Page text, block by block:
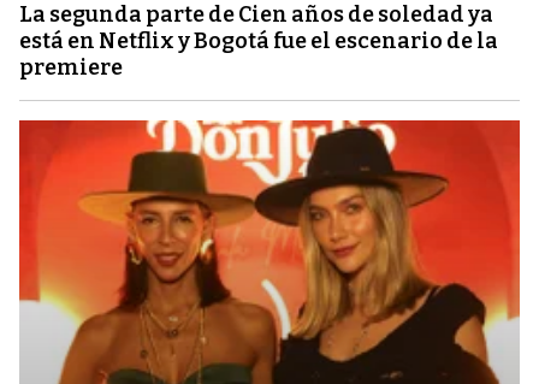
La segunda parte de Cien años de soledad ya
está en Netflix y Bogotá fue el escenario de la
premiere